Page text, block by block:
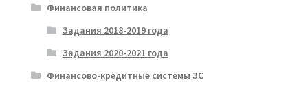
Финансовая политика
Задания 2018-2019 года
Задания 2020-2021 года
Финансово-кредитные системы ЗС